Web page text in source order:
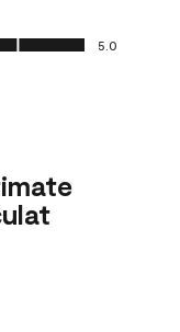
5.0